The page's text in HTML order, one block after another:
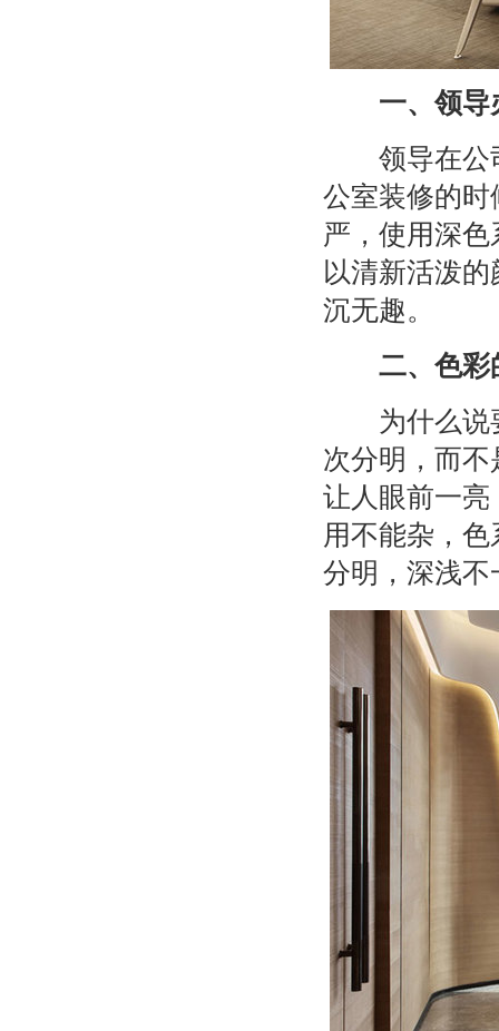
一、领导
领导在公司
公室装修的
严，使用深
以清新活泼
沉无趣。
二、色彩
为什么说
次分明，而
让人眼前一
用不能杂，
分明，深浅